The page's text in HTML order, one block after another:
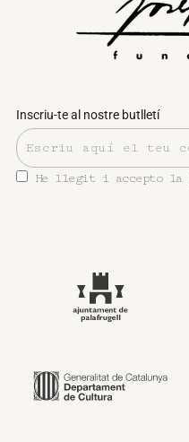
Inscriu-te al nostre butlletí
He llegit i accepto la